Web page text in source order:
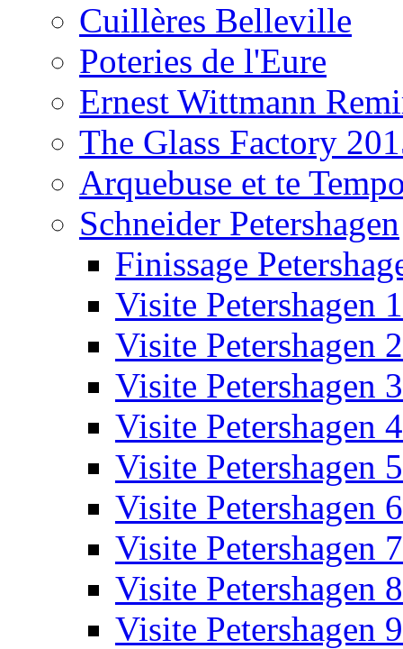
Cuillères Belleville
Poteries de l'Eure
Ernest Wittmann
The Glass Factory
Arquebuse et te
Schneider Petershagen
Finissage
Visite Petershagen 1
Visite Petershagen 2
Visite Petershagen 3
Visite Petershagen 4
Visite Petershagen 5
Visite Petershagen 6
Visite Petershagen 7
Visite Petershagen 8
Visite Petershagen 9